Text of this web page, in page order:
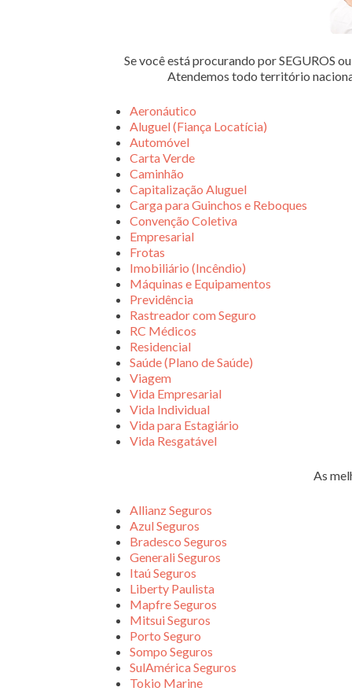
Se você está procurando por SEGUROS
Atendemos todo território
Aeronáutico
Aluguel (Fiança Locatícia)
Automóvel
Carta Verde
Caminhão
Capitalização Aluguel
Carga para Guinchos e Reboques
Convenção Coletiva
Empresarial
Frotas
Imobiliário (Incêndio)
Máquinas e Equipamentos
Previdência
Rastreador com Seguro
RC Médicos
Residencial
Saúde (Plano de Saúde)
Viagem
Vida Empresarial
Vida Individual
Vida para Estagiário
Vida Resgatável
As
Allianz Seguros
Azul Seguros
Bradesco Seguros
Generali Seguros
Itaú Seguros
Liberty Paulista
Mapfre Seguros
Mitsui Seguros
Porto Seguro
Sompo Seguros
SulAmérica Seguros
Tokio Marine